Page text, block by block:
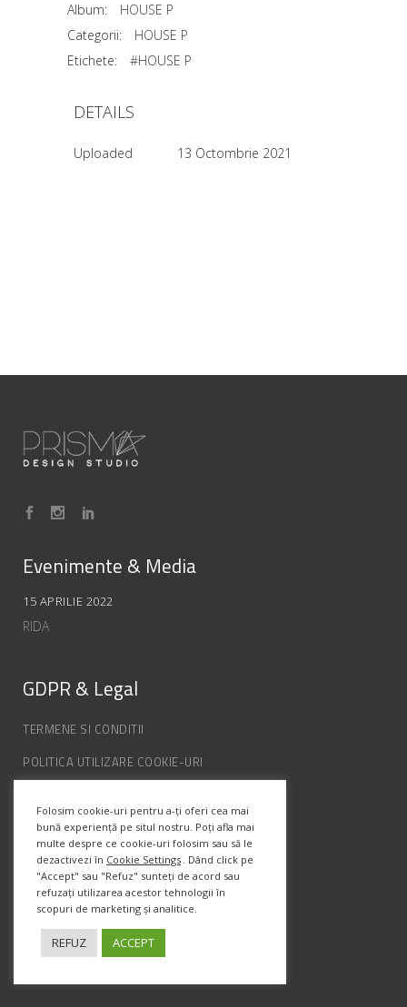
Album:
HOUSE P
Categorii:
HOUSE P
Etichete:
#HOUSE P
DETAILS
Uploaded 13 Octombrie 2021
Evenimente & Media
15 APRILIE 2022
RIDA
GDPR & Legal
TERMENE SI CONDITII
POLITICA UTILIZARE COOKIE-URI
ANPC
Info Contact
Str. Semenic, Nr.1, Ap.5, Timisoara.
Telefon:(+4) 0747 066 701
Folosim cookie-uri pentru a-ți oferi cea mai
bună experiență pe situl nostru. Poți afla mai
multe despre ce cookie-uri folosim sau să le
dezactivezi în Cookie Settings . Dând click pe
"Accept" sau "Refuz" sunteți de acord sau
refuzați utilizarea acestor tehnologii în
scopuri de marketing și analitice.
REFUZ ACCEPT